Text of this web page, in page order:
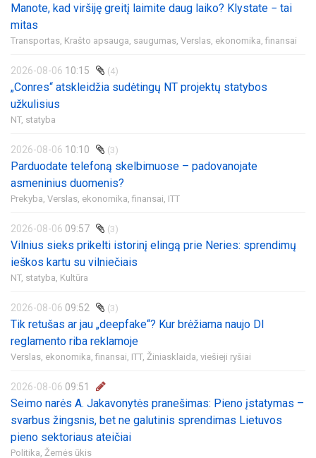
Manote, kad viršiję greitį laimite daug laiko? Klystate − tai
mitas
Transportas, Krašto apsauga, saugumas, Verslas, ekonomika, finansai
2026-08-06 10:15 (4)
„Conres“ atskleidžia sudėtingų NT projektų statybos
užkulisius
NT, statyba
2026-08-06 10:10 (3)
Parduodate telefoną skelbimuose – padovanojate
asmeninius duomenis?
Prekyba, Verslas, ekonomika, finansai, ITT
2026-08-06 09:57 (3)
Vilnius sieks prikelti istorinį elingą prie Neries: sprendimų
ieškos kartu su vilniečiais
NT, statyba, Kultūra
2026-08-06 09:52 (3)
Tik retušas ar jau „deepfake“? Kur brėžiama naujo DI
reglamento riba reklamoje
Verslas, ekonomika, finansai, ITT, Žiniasklaida, viešieji ryšiai
2026-08-06 09:51
Seimo narės A. Jakavonytės pranešimas: Pieno įstatymas –
svarbus žingsnis, bet ne galutinis sprendimas Lietuvos
pieno sektoriaus ateičiai
Politika, Žemės ūkis